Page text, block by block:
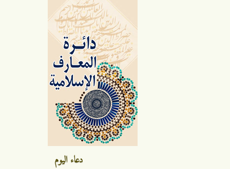
دعاء اليوم